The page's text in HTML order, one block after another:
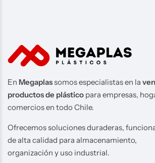
En Megaplassomos especialistas en la
productos de plástico para empresas,
comercios en todo Chile.
Ofrecemos soluciones duraderas,
de alta calidad para almacenamiento,
organización y uso industrial.